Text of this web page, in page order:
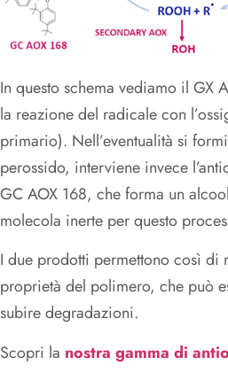
In questo schema vediamo il GX
la reazione del radicale con
primario). Nell’eventualità si
perossido, interviene invece
GC AOX 168, che forma un
molecola inerte per questo
I due prodotti permettono così di
proprietà del polimero, che può
subire degradazioni.
Scopri la nostra gamma di